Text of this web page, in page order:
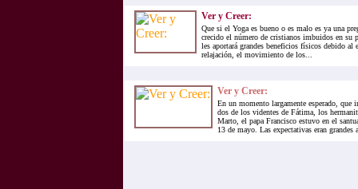
Ver y Creer:
Que si el Yoga es bueno o es malo es ya una
crecido el número de cristianos imbuidos en su
les aportará grandes beneficios físicos debido al
relajación, el movimiento de los...
Ver y Creer:
En un momento largamente esperado, que
dos de los videntes de Fátima, los
Marto, el papa Francisco estuvo en el
13 de mayo. Las expectativas eran grandes